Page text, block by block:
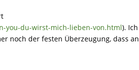
you-du-wirst-mich-lieben-von.html). Ich
noch der festen Überzeugung, dass an